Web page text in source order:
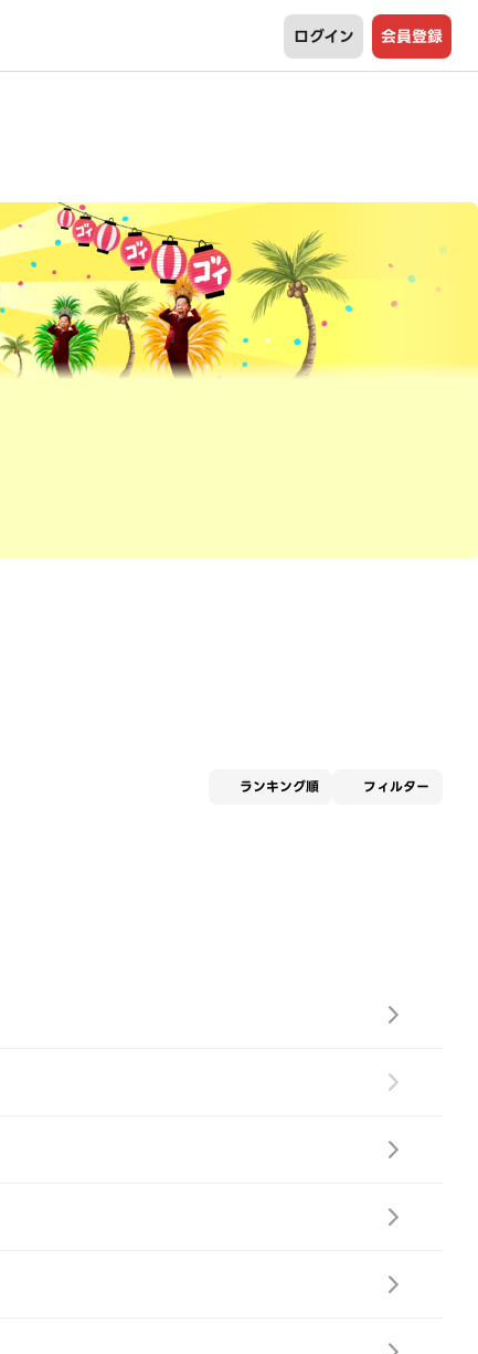
ログイン 会員登録
ランキング順 フィルター